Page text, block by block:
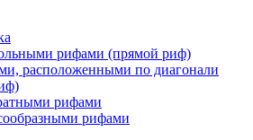
рифами (прямой риф)
расположенными по диагонали
рифами
рифами